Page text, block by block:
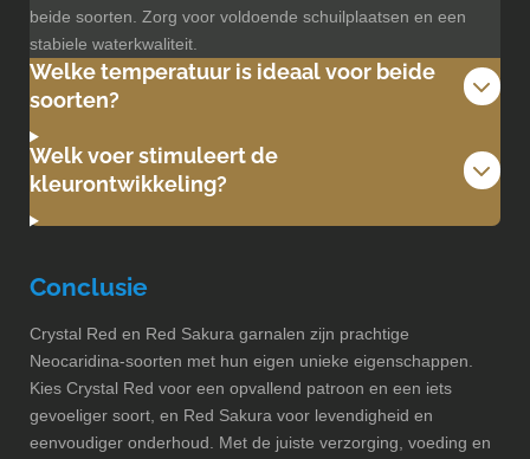
beide soorten. Zorg voor voldoende schuilplaatsen en een
stabiele waterkwaliteit.
Welke temperatuur is ideaal voor beide
soorten?
Welk voer stimuleert de
kleurontwikkeling?
Conclusie
Crystal Red en Red Sakura garnalen zijn prachtige
Neocaridina-soorten met hun eigen unieke eigenschappen.
Kies Crystal Red voor een opvallend patroon en een iets
gevoeliger soort, en Red Sakura voor levendigheid en
eenvoudiger onderhoud. Met de juiste verzorging, voeding en